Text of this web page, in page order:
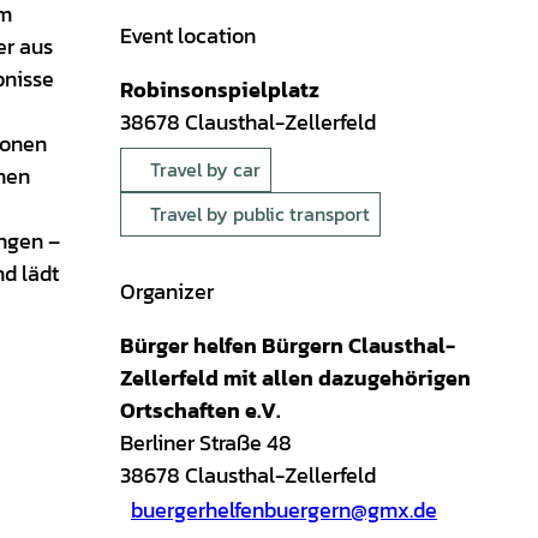
aus
–
lädt
Event location
Robinsonspielplatz
38678Clausthal-Zellerfeld
Travel by car
Travel by public transport
Organizer
Bürger helfen Bürgern Clausthal-
Zellerfeld mit allen dazugehörigen
Ortschaften e.V.
Berliner Straße 48
38678Clausthal-Zellerfeld
buergerhelfenbuergern@gmx.de